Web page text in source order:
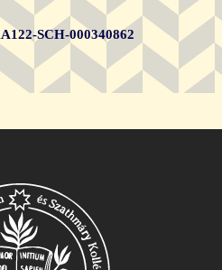
SCH-000340862